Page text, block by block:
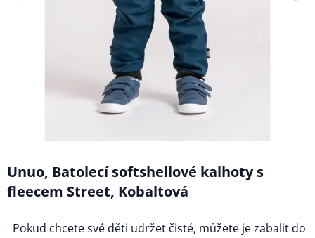
Unuo, Batolecí softshellové kalhoty s
fleecem Street, Kobaltová
Pokud chcete své děti udržet čisté, můžete je zabalit do